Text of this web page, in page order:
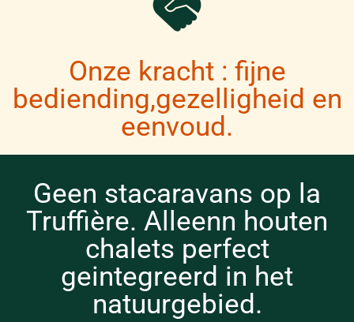
Onze kracht : fijne
bediending,gezelligheid en
eenvoud.
Geen stacaravans op la
Truffière. Alleenn houten
chalets perfect
geintegreerd in het
natuurgebied.